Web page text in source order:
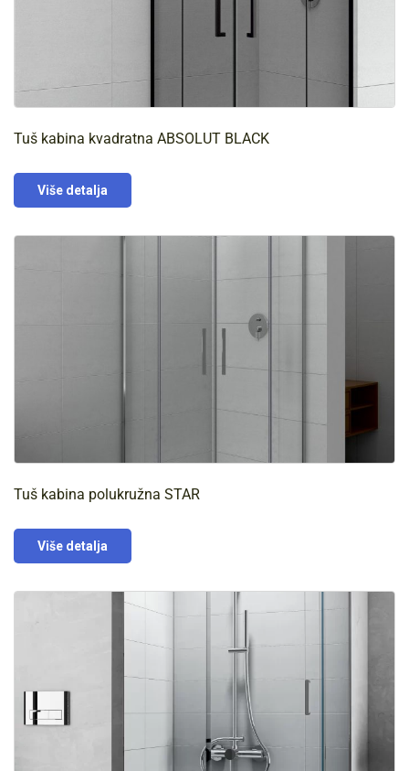
Tuš kabina kvadratna ABSOLUT BLACK
Više detalja
Tuš kabina polukružna STAR
Više detalja